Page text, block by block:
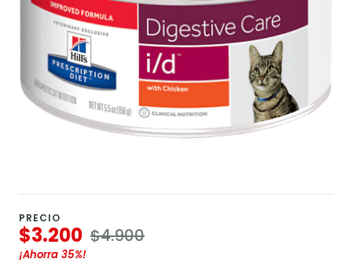
PRECIO
$3.200 $4.900
¡Ahorra 35%!